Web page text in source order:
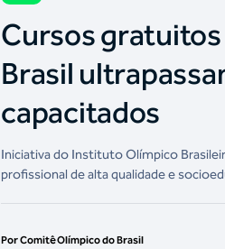
Cursos
Brasil
capacitados
Iniciativa do Instituto Olímpico
profissional de alta qualidade e
Por Comitê Olímpico do Brasil